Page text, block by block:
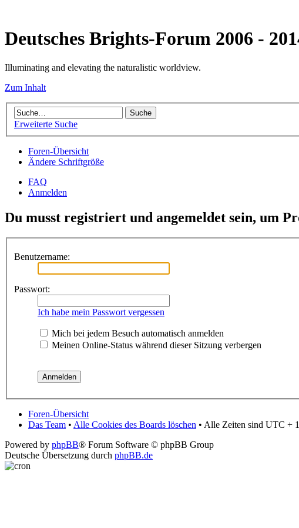
Deutsches Brights-Forum 2006 -
Illuminating and elevating the naturalistic worldview.
Zum Inhalt
Erweiterte Suche
Foren-Übersicht
Ändere Schriftgröße
FAQ
Anmelden
Du musst registriert und angemeldet sein, um
Benutzername:
Passwort:
Ich habe mein Passwort vergessen
Mich bei jedem Besuch automatisch anmelden
Meinen Online-Status während dieser Sitzung verbergen
Foren-Übersicht
Das Team • Alle Cookies des Boards löschen • Alle Zeiten sind UTC +
Powered by phpBB® Forum Software © phpBB Group
Deutsche Übersetzung durch phpBB.de